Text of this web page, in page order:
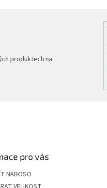
produktech na
pro vás
NABOSO